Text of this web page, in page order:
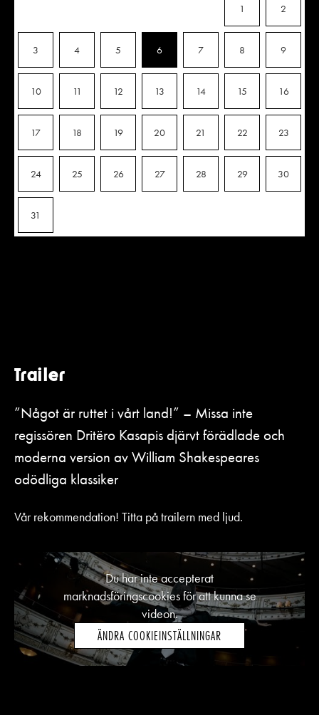
1 2
3 4 5 6 7 8 9
10 11 12 13 14 15 16
17 18 19 20 21 22 23
24 25 26 27 28 29 30
31
Trailer
”Något är ruttet i vårt land!” – Missa inte
regissören Dritëro Kasapis djärvt förädlade och
moderna version av William Shakespeares
odödliga klassiker
Vår rekommendation! Titta på trailern med ljud.
Du har inte accepterat
marknadsföringscookies för att kunna se
videon.
ÄNDRA COOKIEINSTÄLLNINGAR